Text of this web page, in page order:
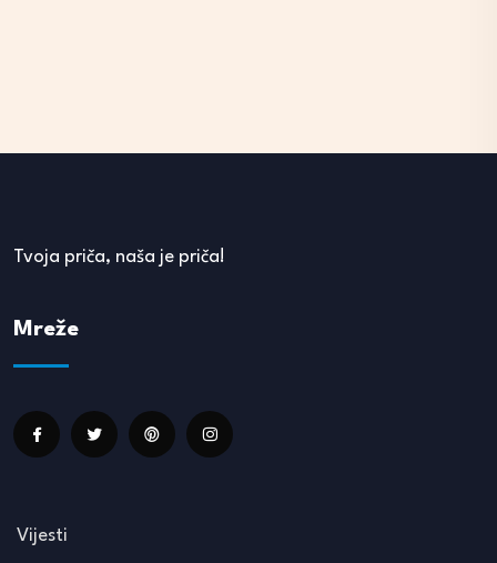
Tvoja priča, naša je priča!
Mreže
Vijesti